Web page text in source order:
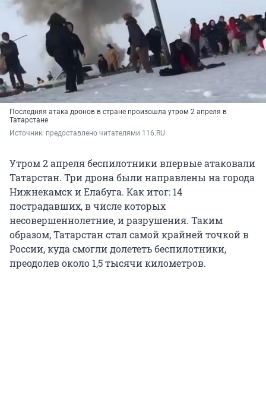
Последняя атака дронов в стране произошла утром 2 апреля в
Татарстане
Источник: предоставлено читателями 116.RU
Утром 2 апреля беспилотники впервые атаковали
Татарстан. Три дрона были направлены на города
Нижнекамск и Елабуга. Как итог: 14
пострадавших, в числе которых
несовершеннолетние, и разрушения. Таким
образом, Татарстан стал самой крайней точкой в
России, куда смогли долететь беспилотники,
преодолев около 1,5 тысячи километров.